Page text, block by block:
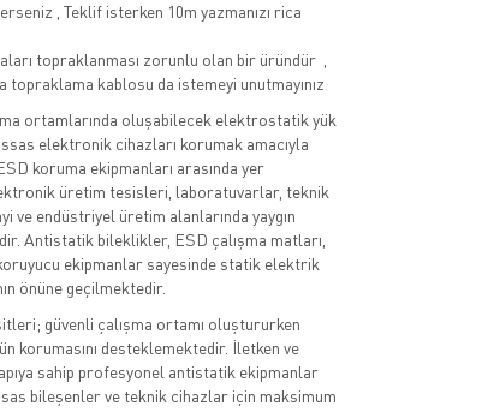
, Teklif isterken 10m yazmanızı rica
topraklanması zorunlu olan bir üründür ,
topraklama kablosu da istemeyi unutmayınız
ortamlarında oluşabilecek elektrostatik yük
elektronik cihazları korumak amacıyla
koruma ekipmanları arasında yer
üretim tesisleri, laboratuvarlar, teknik
ve endüstriyel üretim alanlarında yaygın
Antistatik bileklikler, ESD çalışma matları,
ekipmanlar sayesinde statik elektrik
önüne geçilmektedir.
güvenli çalışma ortamı oluştururken
korumasını desteklemektedir. İletken ve
sahip profesyonel antistatik ekipmanlar
bileşenler ve teknik cihazlar için maksimum